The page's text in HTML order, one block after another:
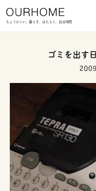
ちょうどいい。暮らす、はたらく、自分時間
ゴミを出す